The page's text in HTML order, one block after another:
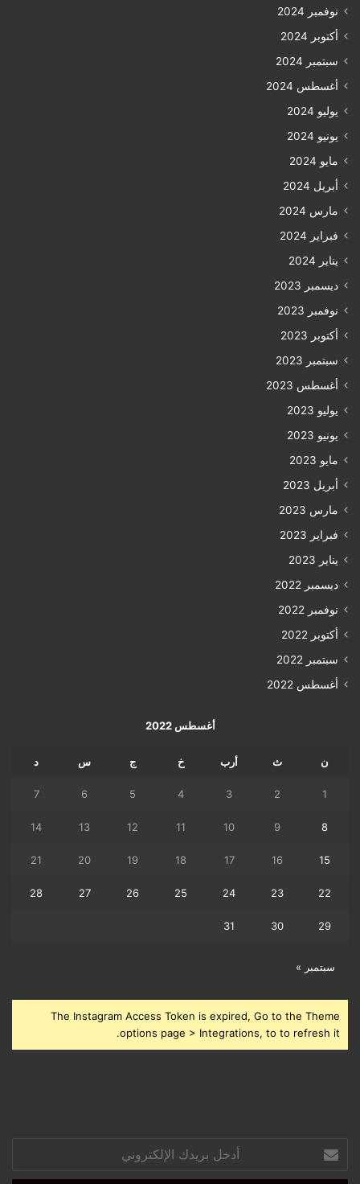
نوفمبر 2024
أكتوبر 2024
سبتمبر 2024
أغسطس 2024
يوليو 2024
يونيو 2024
مايو 2024
أبريل 2024
مارس 2024
فبراير 2024
يناير 2024
ديسمبر 2023
نوفمبر 2023
أكتوبر 2023
سبتمبر 2023
أغسطس 2023
يوليو 2023
يونيو 2023
مايو 2023
أبريل 2023
مارس 2023
فبراير 2023
يناير 2023
ديسمبر 2022
نوفمبر 2022
أكتوبر 2022
سبتمبر 2022
أغسطس 2022
أغسطس 2022
ن ث أرب خ ج س د
1
2
3
4
5
6
7
8
9
10
11
12
13
14
15
16
17
18
19
20
21
22
23
24
25
26
27
28
29
30
31
سبتمبر »
The Instagram Access Token is expired, Go to the Theme
options page > Integrations, to to refresh it.
بريدك
الإلكتروني